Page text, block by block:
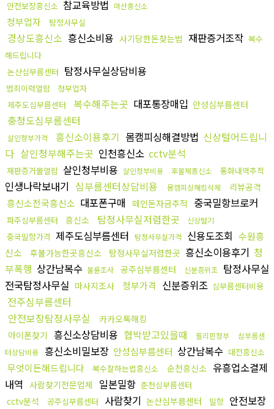
안전보장흥신소 참교육방법 마산흥신소
청부업자 탐정사무실
경상도흥신소 흥신소비용 사기당한돈찾는법 재판증거조작 복수
해드립니다
논산심부름센터 탐정사무실상담비용
범죄이력열람
청부업자
제주도심부름센터
복수해주는곳 대포통장매입 안성심부름센터
충청도심부름센터
살인청부가격 흥신소이용후기 몸캠피싱해결방법 신상털어드립니
다 살인청부해주는곳 인천흥신소 cctv분석
재판증거물열람 살인청부비용 살인청부비용 후불제흥신소 통화내역추적
인생나락보내기 심부름센터상담비용 몸캠피싱해킹삭제 리뷰공격
흥신소전국흥신소 대포폰구매 떼인돈자금추적 중국밀항브로커
파주심부름센터 흥신소 탐정사무실저렴한곳 신상털기
중국밀항가격 제주도심부름센터 탐정사무실가격 신용도조회 수원흥
신소
후불가능한곳흥신소 탐정사무실저렴한곳 흥신소이용후기 청
부폭행 상간남복수 불륜조사 공주심부름센터 신분증위조 탐정사무실
전국탐정사무실 마사지조사 청부가격 신분증위조 심부름센터비용
전주심부름센터
안전보장탐정사무실
카카오톡해킹
아이폰찾기 흥신소상담비용 협박받고있을때 필리핀청부
심부름센
터상담비용 흥신소비밀보장 안성심부름센터 상간남복수 대전흥신소
무엇이든해드립니다 복수잘하는법흥신소 순천흥신소 유흥업소결제
내역 사람찾기전문업체 일본밀항 춘천심부름센터
cctv분석 공주심부름센터 사람찾기 논산심부름센터 밀항 안전보장